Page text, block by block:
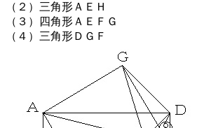
（２）三角形ＡＥＨ
（３）四角形ＡＥＦＧ
（４）三角形ＤＧＦ